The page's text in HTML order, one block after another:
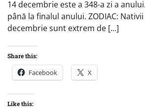
14 decembrie este a 348-a zi a
până la finalul anului. ZODIAC:
decembrie sunt extrem de […]
Share this:
Facebook X
Like this: